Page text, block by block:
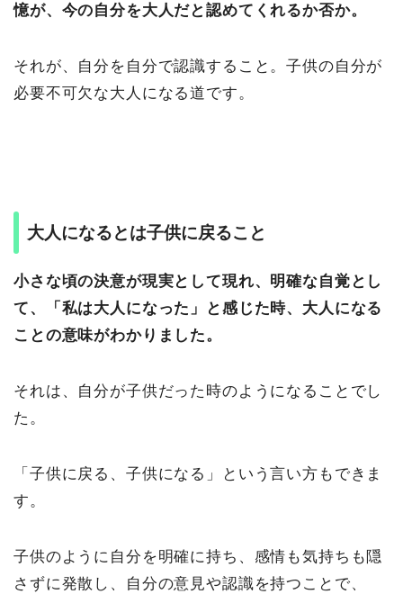
憶が、今の自分を大人だと認めてくれるか否か。
それが、自分を自分で認識すること。子供の自分が
必要不可欠な大人になる道です。
大人になるとは子供に戻ること
小さな頃の決意が現実として現れ、明確な自覚とし
て、「私は大人になった」と感じた時、大人になる
ことの意味がわかりました。
それは、自分が子供だった時のようになることでし
た。
「子供に戻る、子供になる」という言い方もできま
す。
子供のように自分を明確に持ち、感情も気持ちも隠
さずに発散し、自分の意見や認識を持つことで、